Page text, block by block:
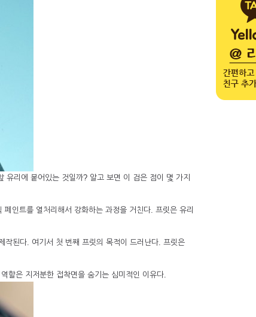
리에 붙어있는 것일까? 알고 보면 이 검은 점이 몇 가지
인트를 열처리해서 강화하는 과정을 거친다. 프릿은 유리
된다. 여기서 첫 번째 프릿의 목적이 드러난다. 프릿은
할은 지저분한 접착면을 숨기는 심미적인 이유다.